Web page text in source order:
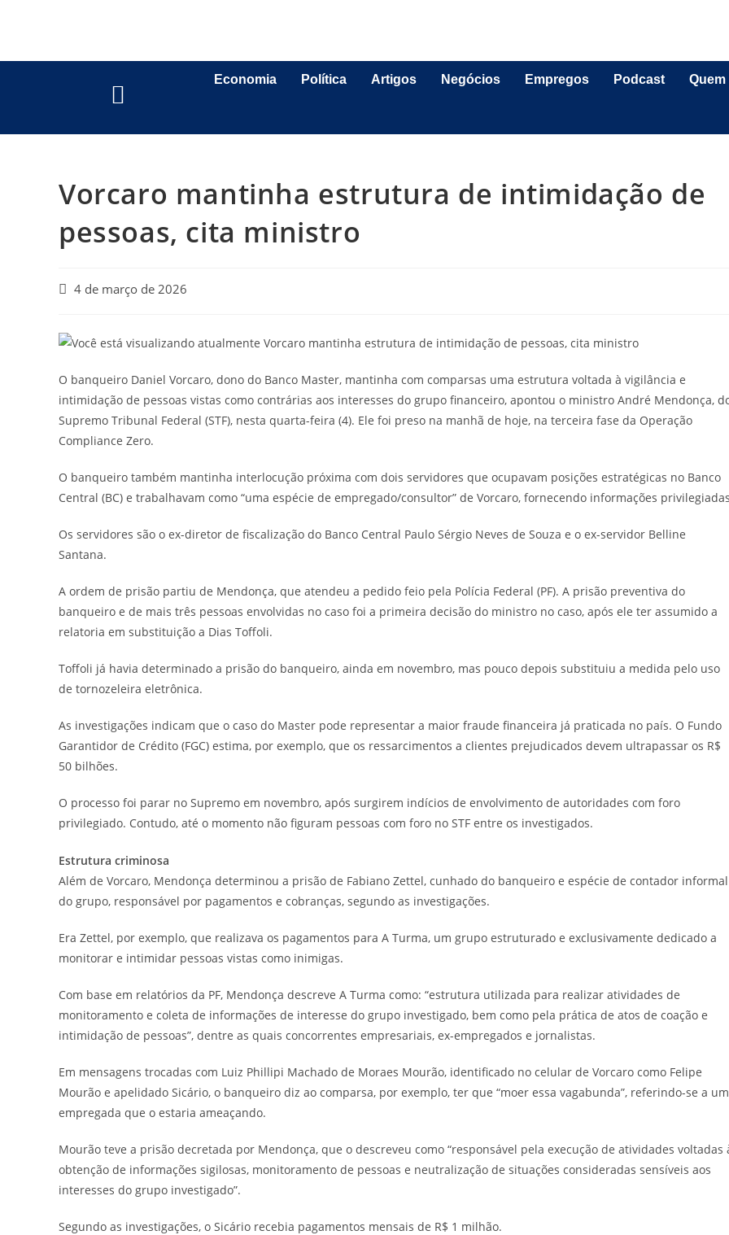
Economia Política Artigos Negócios Empregos Podcast
Vorcaro mantinha estrutura de intimidação de
pessoas, cita ministro
4 de março de 2026
O banqueiro Daniel Vorcaro, dono do Banco Master, mantinha com comparsas uma estrutura voltada à vigilância e
intimidação de pessoas vistas como contrárias aos interesses do grupo financeiro, apontou o ministro André Mendonça,
Supremo Tribunal Federal (STF), nesta quarta-feira (4). Ele foi preso na manhã de hoje, na terceira fase da Operação
Compliance Zero.
O banqueiro também mantinha interlocução próxima com dois servidores que ocupavam posições estratégicas no Banco
Central (BC) e trabalhavam como “uma espécie de empregado/consultor” de Vorcaro, fornecendo informações
Os servidores são o ex-diretor de fiscalização do Banco Central Paulo Sérgio Neves de Souza e o ex-servidor Belline
Santana.
A ordem de prisão partiu de Mendonça, que atendeu a pedido feio pela Polícia Federal (PF). A prisão preventiva do
banqueiro e de mais três pessoas envolvidas no caso foi a primeira decisão do ministro no caso, após ele ter assumido a
relatoria em substituição a Dias Toffoli.
Toffoli já havia determinado a prisão do banqueiro, ainda em novembro, mas pouco depois substituiu a medida pelo uso
de tornozeleira eletrônica.
As investigações indicam que o caso do Master pode representar a maior fraude financeira já praticada no país. O Fundo
Garantidor de Crédito (FGC) estima, por exemplo, que os ressarcimentos a clientes prejudicados devem ultrapassar os R$
50 bilhões.
O processo foi parar no Supremo em novembro, após surgirem indícios de envolvimento de autoridades com foro
privilegiado. Contudo, até o momento não figuram pessoas com foro no STF entre os investigados.
Estrutura criminosa
Além de Vorcaro, Mendonça determinou a prisão de Fabiano Zettel, cunhado do banqueiro e espécie de contador informal
do grupo, responsável por pagamentos e cobranças, segundo as investigações.
Era Zettel, por exemplo, que realizava os pagamentos para A Turma, um grupo estruturado e exclusivamente dedicado a
monitorar e intimidar pessoas vistas como inimigas.
Com base em relatórios da PF, Mendonça descreve A Turma como: “estrutura utilizada para realizar atividades de
monitoramento e coleta de informações de interesse do grupo investigado, bem como pela prática de atos de coação e
intimidação de pessoas”, dentre as quais concorrentes empresariais, ex-empregados e jornalistas.
Em mensagens trocadas com Luiz Phillipi Machado de Moraes Mourão, identificado no celular de Vorcaro como Felipe
Mourão e apelidado Sicário, o banqueiro diz ao comparsa, por exemplo, ter que “moer essa vagabunda”, referindo-se a
empregada que o estaria ameaçando.
Mourão teve a prisão decretada por Mendonça, que o descreveu como “responsável pela execução de atividades voltadas
obtenção de informações sigilosas, monitoramento de pessoas e neutralização de situações consideradas sensíveis aos
interesses do grupo investigado”.
Segundo as investigações, o Sicário recebia pagamentos mensais de R$ 1 milhão.